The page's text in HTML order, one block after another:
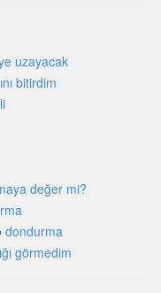
uzayacak
bitirdim
değer mi?
dondurma
görmedim